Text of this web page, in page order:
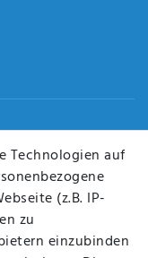
Technologien auf
(z.B. IP-
zu
einzubinden